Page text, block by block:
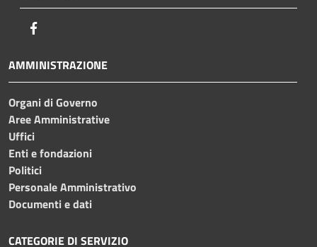
AMMINISTRAZIONE
Organi di Governo
Aree Amministrative
Uffici
Enti e fondazioni
Politici
Personale Amministrativo
Documenti e dati
CATEGORIE DI SERVIZIO